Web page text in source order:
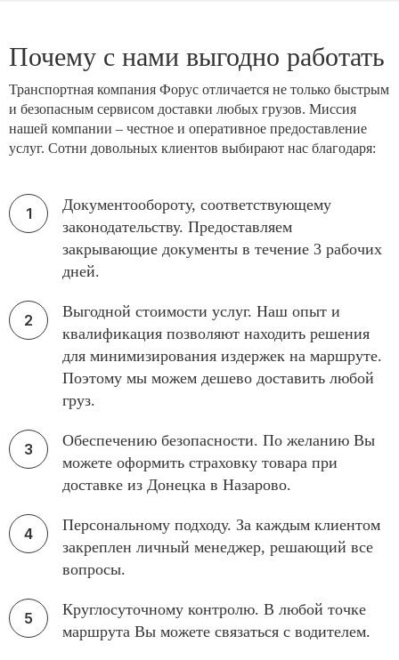
Почему с нами выгодно работать
Транспортная компания Форус отличается не только быстрым
и безопасным сервисом доставки любых грузов. Миссия
нашей компании – честное и оперативное предоставление
услуг. Сотни довольных клиентов выбирают нас благодаря:
Документообороту, соответствующему
законодательству. Предоставляем
закрывающие документы в течение 3 рабочих
дней.
Выгодной стоимости услуг. Наш опыт и
квалификация позволяют находить решения
для минимизирования издержек на маршруте.
Поэтому мы можем дешево доставить любой
груз.
Обеспечению безопасности. По желанию Вы
можете оформить страховку товара при
доставке из Донецка в Назарово.
Персональному подходу. За каждым клиентом
закреплен личный менеджер, решающий все
вопросы.
Круглосуточному контролю. В любой точке
маршрута Вы можете связаться с водителем.